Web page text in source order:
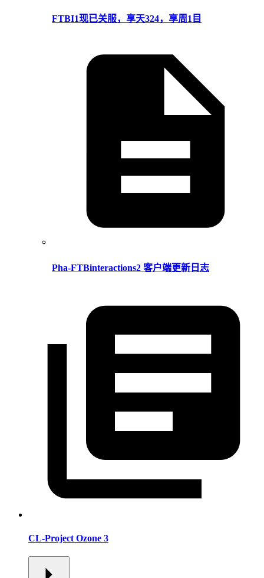
FTBI1现已关服，享天324，享周1目
Pha-FTBinteractions2 客户端更新日志
CL-Project Ozone 3